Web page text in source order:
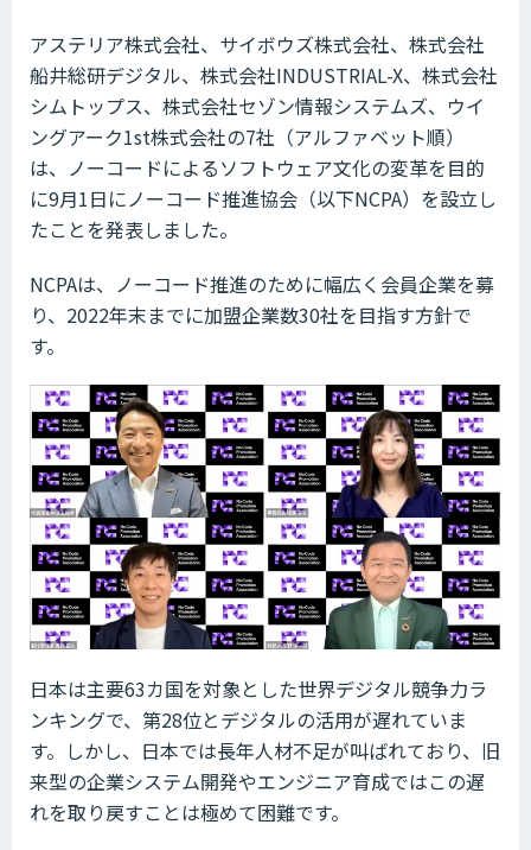
アステリア株式会社、サイボウズ株式会社、株式会社
船井総研デジタル、株式会社INDUSTRIAL-X、株式会社
シムトップス、株式会社セゾン情報システムズ、ウイ
ングアーク1st株式会社の7社（アルファベット順）
は、ノーコードによるソフトウェア文化の変革を目的
に9月1日にノーコード推進協会（以下NCPA）を設立し
たことを発表しました。
NCPAは、ノーコード推進のために幅広く会員企業を募
り、2022年末までに加盟企業数30社を目指す方針で
す。
日本は主要63カ国を対象とした世界デジタル競争力ラ
ンキングで、第28位とデジタルの活用が遅れていま
す。しかし、日本では長年人材不足が叫ばれており、旧
来型の企業システム開発やエンジニア育成ではこの遅
れを取り戻すことは極めて困難です。